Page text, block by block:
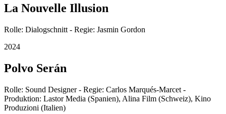
La Nouvelle Illusion
Rolle: Dialogschnitt - Regie: Jasmin Gordon
2024
Polvo Serán
Rolle: Sound Designer - Regie: Carlos Marqués-Marcet -
Produktion: Lastor Media (Spanien), Alina Film (Schweiz), Kino
Produzioni (Italien)